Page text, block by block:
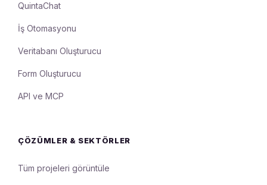
QuintaChat
İş Otomasyonu
Veritabanı Oluşturucu
Form Oluşturucu
API ve MCP
ÇÖZÜMLER & SEKTÖRLER
Tüm projeleri görüntüle